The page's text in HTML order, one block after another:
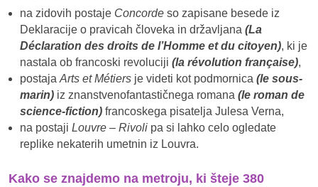
na zidovih postaje Concorde so zapisane besede iz
Deklaracije o pravicah človeka in državljana (La
Déclaration des droits de l’Homme et du citoyen), ki je
nastala ob francoski revoluciji (la révolution française),
postajaArts et Métiersje videti kot podmornica (le sous-
marin) iz znanstvenofantastičnega romana (le roman de
science-fiction)francoskega pisatelja Julesa Verna,
na postaji Louvre – Rivolipa si lahko celo ogledate
replike nekaterih umetnin iz Louvra.
Kako se znajdemo na metroju, ki šteje 380